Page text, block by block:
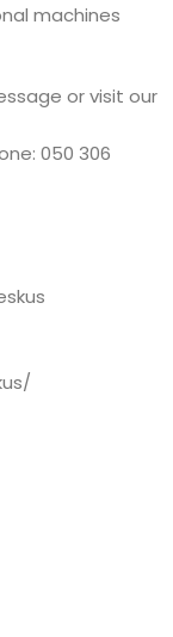
machines
or visit our
050 306